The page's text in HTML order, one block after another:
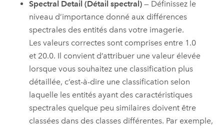
Spectral Detail (Détail spectral) — Définissez le
niveau d’importance donné aux différences
spectrales des entités dans votre imagerie.
Les valeurs correctes sont comprises entre 1.0
et 20.0. Il convient d’attribuer une valeur élevée
lorsque vous souhaitez une classification plus
détaillée, c’est-à-dire une classification selon
laquelle les entités ayant des caractéristiques
spectrales quelque peu similaires doivent être
classées dans des classes différentes. Par exemple,